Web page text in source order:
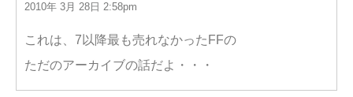
2010年 3月 28日 2:58pm
これは、7以降最も売れなかったFFの
ただのアーカイブの話だよ・・・